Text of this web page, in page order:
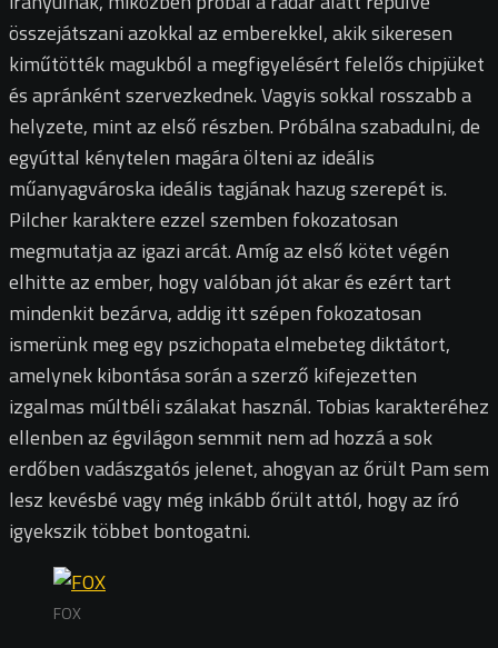
összejátszani azokkal az emberekkel, akik sikeresen
kiműtötték magukból a megfigyelésért felelős chipjüket
és apránként szervezkednek. Vagyis sokkal rosszabb a
helyzete, mint az első részben. Próbálna szabadulni, de
egyúttal kénytelen magára ölteni az ideális
műanyagvároska ideális tagjának hazug szerepét is.
Pilcher karaktere ezzel szemben fokozatosan
megmutatja az igazi arcát. Amíg az első kötet végén
elhitte az ember, hogy valóban jót akar és ezért tart
mindenkit bezárva, addig itt szépen fokozatosan
ismerünk meg egy pszichopata elmebeteg diktátort,
amelynek kibontása során a szerző kifejezetten
izgalmas múltbéli szálakat használ. Tobias karakteréhez
ellenben az égvilágon semmit nem ad hozzá a sok
erdőben vadászgatós jelenet, ahogyan az őrült Pam sem
lesz kevésbé vagy még inkább őrült attól, hogy az író
igyekszik többet bontogatni.
FOX